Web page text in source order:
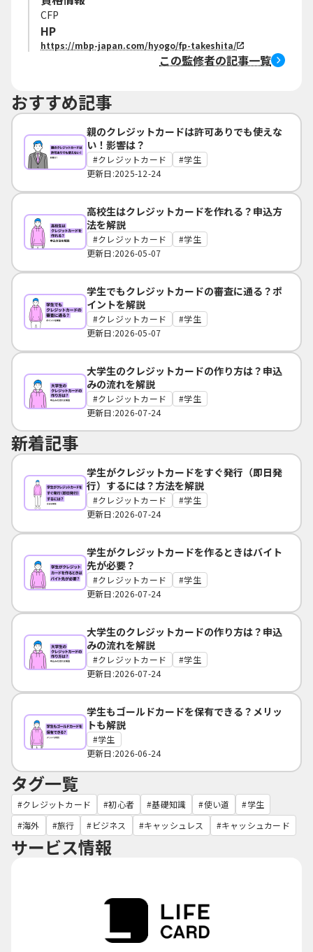
CFP
HP
https://mbp-japan.com/hyogo/fp-takeshita/
この監修者の記事一覧
おすすめ記事
親のクレジットカードは許可ありでも使えな
い！影響は？
クレジットカード
学生
更新日:2025-12-24
高校生はクレジットカードを作れる？申込方
法を解説
クレジットカード
学生
更新日:2026-05-07
学生でもクレジットカードの審査に通る？ポ
イントを解説
クレジットカード
学生
更新日:2026-05-07
大学生のクレジットカードの作り方は？申込
みの流れを解説
クレジットカード
学生
更新日:2026-07-24
新着記事
学生がクレジットカードをすぐ発行（即日発
行）するには？方法を解説
クレジットカード
学生
更新日:2026-07-24
学生がクレジットカードを作るときはバイト
先が必要？
クレジットカード
学生
更新日:2026-07-24
大学生のクレジットカードの作り方は？申込
みの流れを解説
クレジットカード
学生
更新日:2026-07-24
学生もゴールドカードを保有できる？メリッ
トも解説
学生
更新日:2026-06-24
タグ一覧
クレジットカード 初心者 基礎知識 使い道
学生
海外
旅行 ビジネス キャッシュレス キャッシュカード
サービス情報